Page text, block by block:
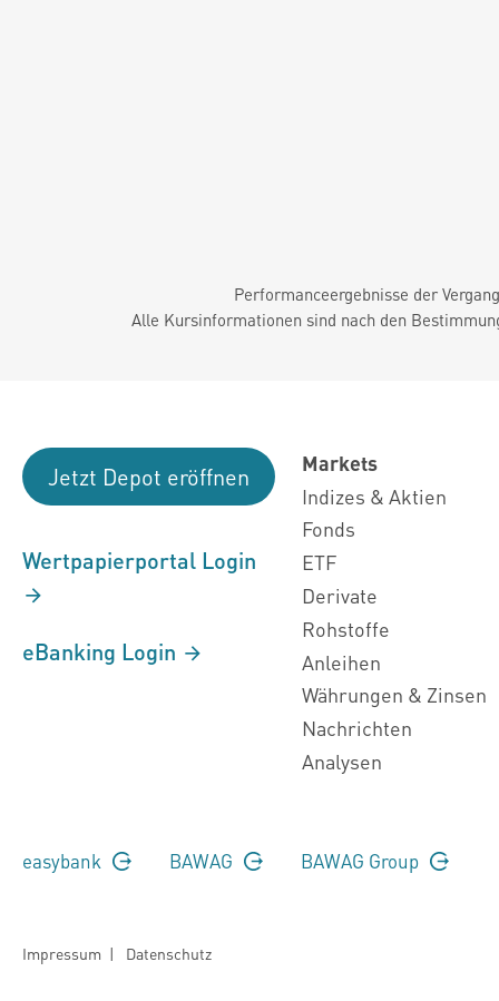
Performanceergebnisse der
Alle Kursinformationen sind nach den
Jetzt Depot eröffnen
Wertpapierportal Login
eBanking Login
Markets
Indizes & Aktien
Fonds
ETF
Derivate
Rohstoffe
Anleihen
Währungen & Zinsen
Nachrichten
Analysen
easybank BAWAG BAWAG Group
Impressum | Datenschutz